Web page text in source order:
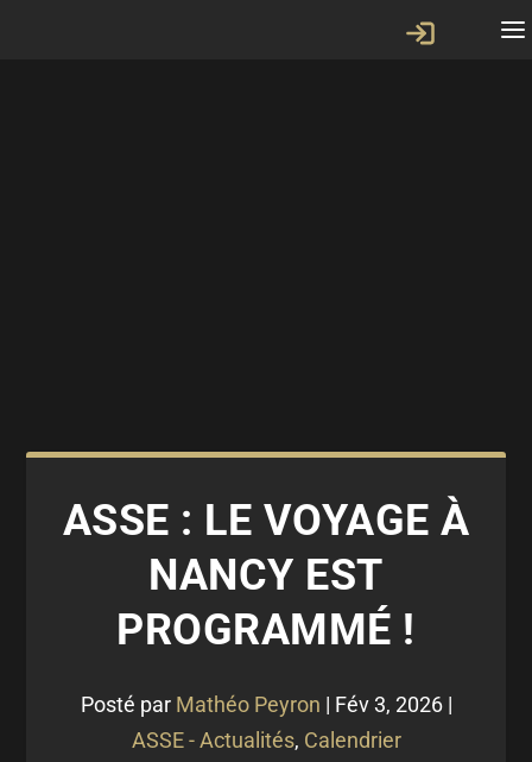
ASSE : LE VOYAGE À
NANCY EST
PROGRAMMÉ !
Posté par Mathéo Peyron | Fév 3, 2026|
ASSE - Actualités, Calendrier